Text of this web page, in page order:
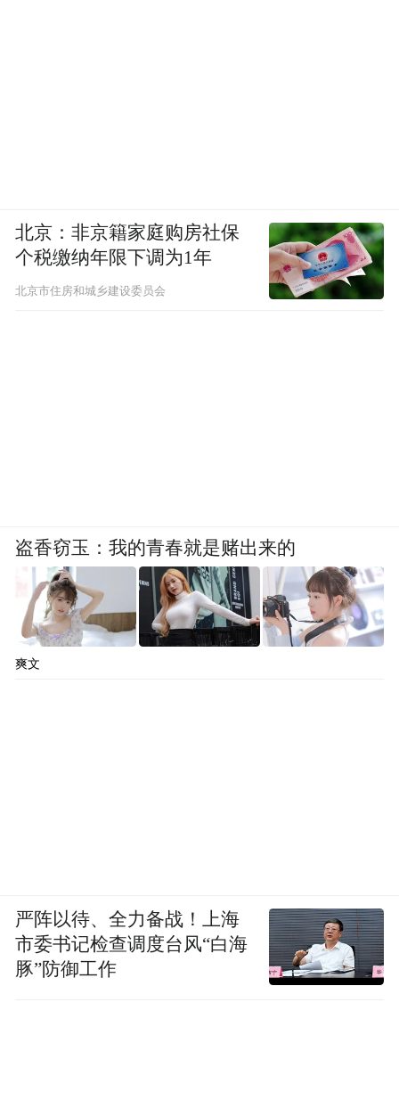
北京：非京籍家庭购房社保
个税缴纳年限下调为1年
北京市住房和城乡建设委员会
盗香窃玉：我的青春就是赌出来的
爽文
严阵以待、全力备战！上海
市委书记检查调度台风“白海
豚”防御工作